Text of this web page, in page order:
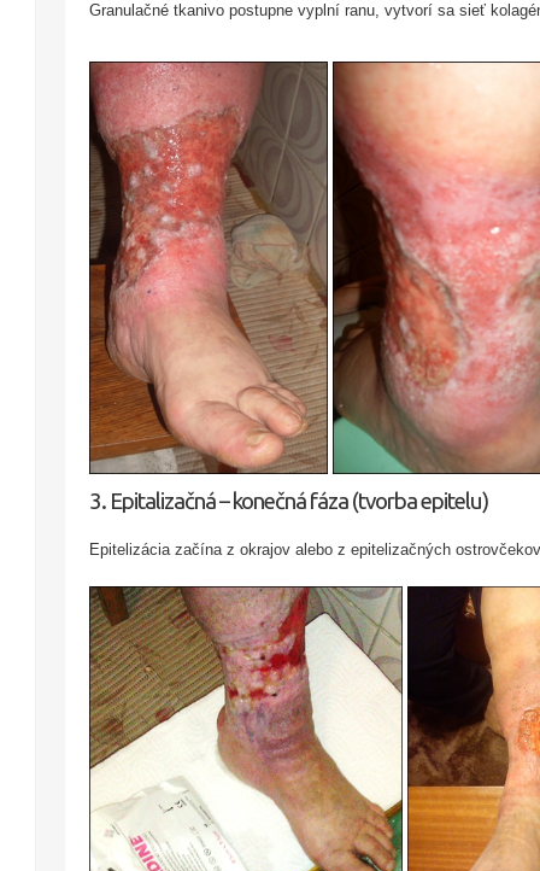
Granulačné tkanivo postupne vyplní ranu, vytvorí sa sieť
3. Epitalizačná – konečná fáza (tvorba epitelu)
Epitelizácia začína z okrajov alebo z epitelizačných